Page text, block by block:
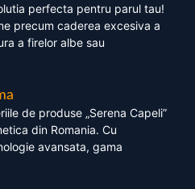
perfecta pentru parul tau!
precum caderea excesiva a
a firelor albe sau
de produse „Serena Capeli”
din Romania. Cu
avansata, gama